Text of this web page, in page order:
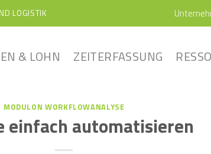
LOGISTIK
& LOHN ZEITERFASSUNG
MODULON WORKFLOWANALYSE
einfach automatisieren